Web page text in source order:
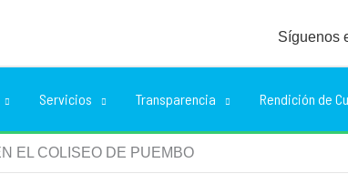
Síguenos
Servicios Transparencia Rendición de
EL COLISEO DE PUEMBO